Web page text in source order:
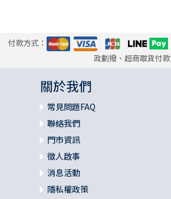
付款方式：
政劃撥、超商取貨付款
關於我們
常見問題FAQ
聯絡我們
門市資訊
徵人啟事
消息活動
隱私權政策